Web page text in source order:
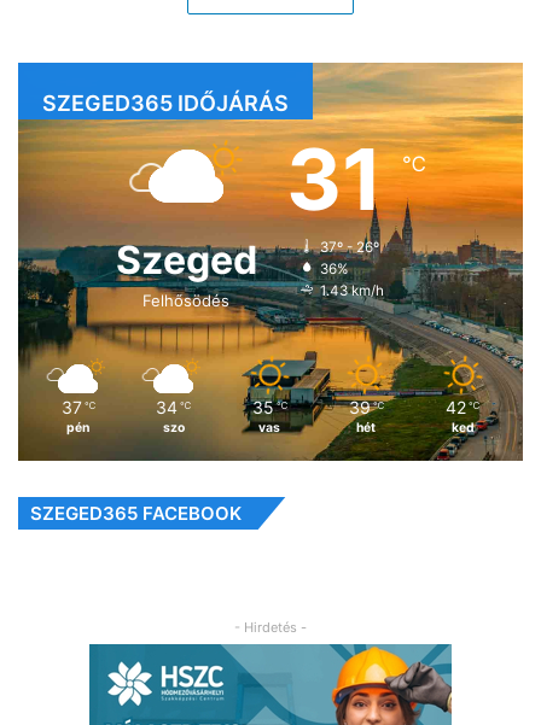
SZEGED365 IDŐJÁRÁS
Szeged
Felhősödés
31℃
37º - 26º
36%
1.43 km/h
37 ℃
pén
34 ℃
szo
35 ℃
vas
39 ℃
hét
42 ℃
ked
SZEGED365 FACEBOOK
- Hirdetés -